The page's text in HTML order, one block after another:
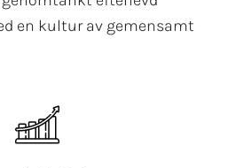
en kultur av gemensamt